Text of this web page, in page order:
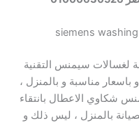
لغسالات سيمنس التقنية
مناسبة و بالمنزل ،
شكاوي الاعطال بانتقاء
بالمنزل ، ليس ذلك و